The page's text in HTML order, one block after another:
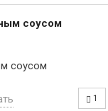
соусом
1